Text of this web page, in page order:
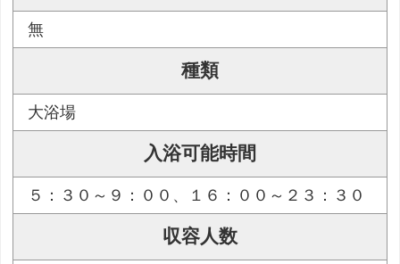
無
種類
大浴場
入浴可能時間
５：３０～９：００、１６：００～２３：３０
収容人数